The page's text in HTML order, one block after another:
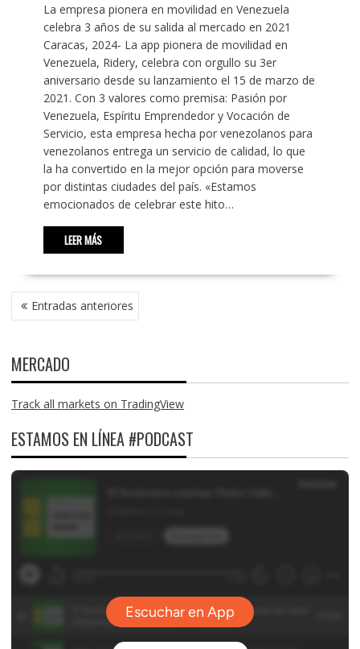
La empresa pionera en movilidad en Venezuela
celebra 3 años de su salida al mercado en 2021
Caracas, 2024- La app pionera de movilidad en
Venezuela, Ridery, celebra con orgullo su 3er
aniversario desde su lanzamiento el 15 de marzo de
2021. Con 3 valores como premisa: Pasión por
Venezuela, Espíritu Emprendedor y Vocación de
Servicio, esta empresa hecha por venezolanos para
venezolanos entrega un servicio de calidad, lo que
la ha convertido en la mejor opción para moverse
por distintas ciudades del país. «Estamos
emocionados de celebrar este hito…
LEER MÁS
NAVEGACIÓN
DE Entradas anteriores
MERCADO
Track all markets on TradingView
ESTAMOS EN LÍNEA #PODCAST